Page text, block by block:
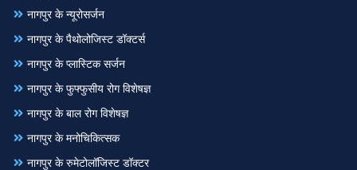
नागपुर के न्यूरोसर्जन
नागपुर के पैथोलोजिस्ट डॉक्टर्स
नागपुर के प्लास्टिक सर्जन
नागपुर के फुफ्फुसीय रोग विशेषज्ञ
नागपुर के बाल रोग विशेषज्ञ
नागपुर के मनोचिकित्सक
नागपुर के रुमेटोलॉजिस्ट डॉक्टर